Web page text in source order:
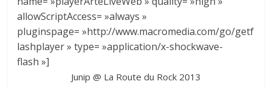
allowScriptAccess= »always »
pluginspage= »http://www.macromedia.com/go/getf
lashplayer » type= »application/x-shockwave-
flash »]
Junip @ La Route du Rock 2013